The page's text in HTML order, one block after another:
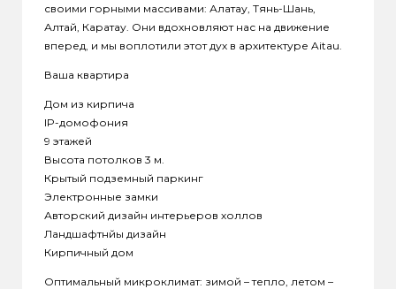
своими горными массивами: Алатау, Тянь-Шань,
Алтай, Каратау. Они вдохновляют нас на движение
вперед, и мы воплотили этот дух в архитектуре Aitau.
Ваша квартира
Дом из кирпича
IP-домофония
9 этажей
Высота потолков 3 м.
Крытый подземный паркинг
Электронные замки
Авторский дизайн интерьеров холлов
Ландшафтнйы дизайн
Кирпичный дом
Оптимальный микроклимат: зимой – тепло, летом –